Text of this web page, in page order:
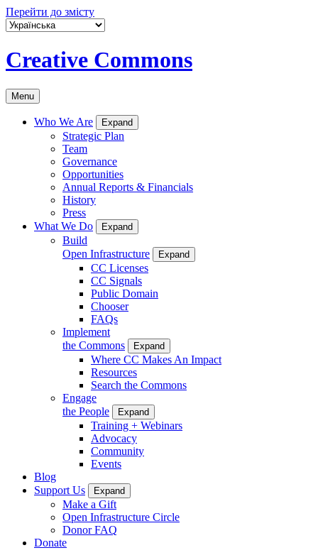
Перейти до змісту
Creative Commons
Menu
Who We Are Expand
Strategic Plan
Team
Governance
Opportunities
Annual Reports & Financials
History
Press
What We Do
Expand
Build
Open Infrastructure
Expand
CC Licenses
CC Signals
Public Domain
Chooser
FAQs
Implement
the Commons
Expand
Where CC Makes An Impact
Resources
Search the Commons
Engage
the People
Expand
Training + Webinars
Advocacy
Community
Events
Blog
Support Us
Expand
Make a Gift
Open Infrastructure Circle
Donor FAQ
Donate